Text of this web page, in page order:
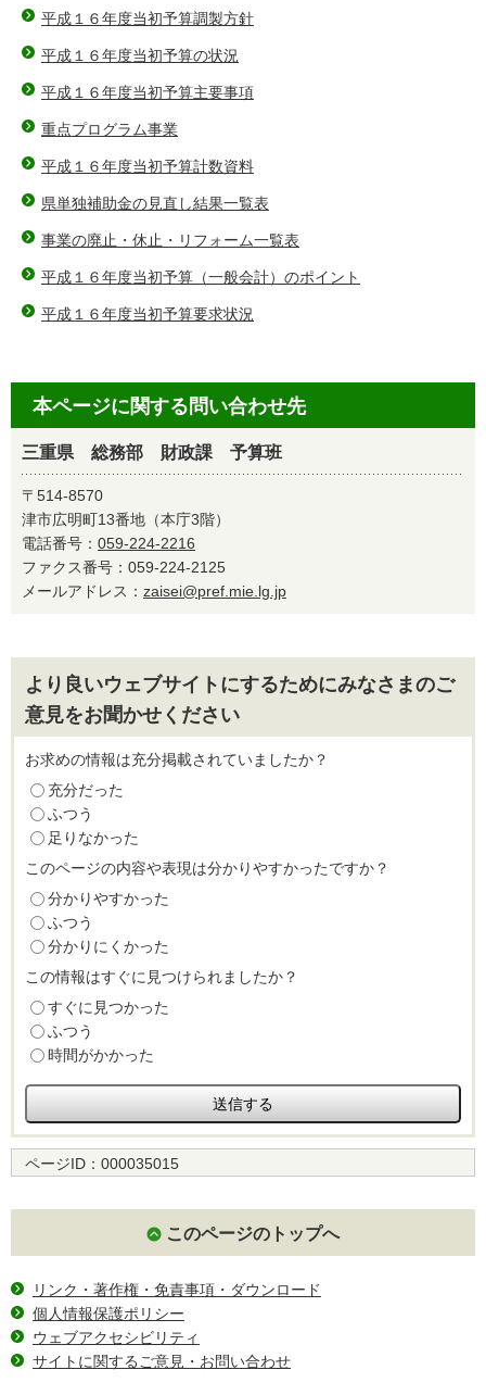
平成１６年度当初予算調製方針
平成１６年度当初予算の状況
平成１６年度当初予算主要事項
重点プログラム事業
平成１６年度当初予算計数資料
県単独補助金の見直し結果一覧表
事業の廃止・休止・リフォーム一覧表
平成１６年度当初予算（一般会計）のポイント
平成１６年度当初予算要求状況
本ページに関する問い合わせ先
三重県 総務部 財政課 予算班
〒514-8570
津市広明町13番地（本庁3階）
電話番号： 059-224-2216
ファクス番号：059-224-2125
メールアドレス： zaisei@pref.mie.lg.jp
より良いウェブサイトにするためにみなさまのご
意見をお聞かせください
お求めの情報は充分掲載されていましたか？
充分だった
ふつう
足りなかった
このページの内容や表現は分かりやすかったですか？
分かりやすかった
ふつう
分かりにくかった
この情報はすぐに見つけられましたか？
すぐに見つかった
ふつう
時間がかかった
ページID： 000035015
このページのトップへ
リンク・著作権・免責事項・ダウンロード
個人情報保護ポリシー
ウェブアクセシビリティ
サイトに関するご意見・お問い合わせ